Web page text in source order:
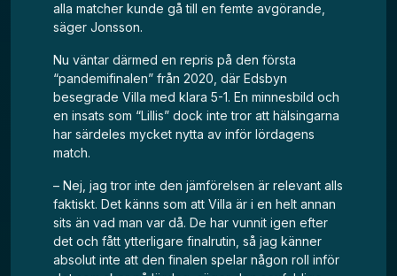
alla matcher kunde gå till en femte avgörande,
säger Jonsson.
Nu väntar därmed en repris på den första
“pandemifinalen” från 2020, där Edsbyn
besegrade Villa med klara 5-1. En minnesbild och
en insats som “Lillis” dock inte tror att hälsingarna
har särdeles mycket nytta av inför lördagens
match.
– Nej, jag tror inte den jämförelsen är relevant alls
faktiskt. Det känns som att Villa är i en helt annan
sits än vad man var då. De har vunnit igen efter
det och fått ytterligare finalrutin, så jag känner
absolut inte att den finalen spelar någon roll inför